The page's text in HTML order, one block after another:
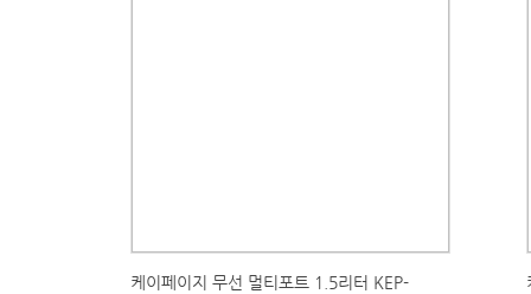
케이페이지 무선 멀티포트 1.5리터 KEP-